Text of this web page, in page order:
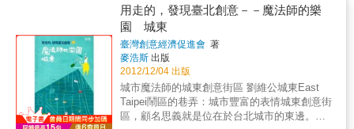
評。2010年11月，台灣進行五都選舉，將台北
縣於12月25日起改名為新北市，並與台北市、
台中市、台南市、高雄市並列院轄市。大台北
旅遊工具書立刻響應規畫，範圍從此包括最新
的台北市與新北市。而在大台北旅遊，最吸引
遊客的地方當然夜市、老街、古厝、購物區、
美食街，其次就是大台北周邊的風景區。所
以，為了分享對於大台北的認知，出境遊決定
大台北分成35個區逐一介紹。從這裡不但可以
用走的，發現臺北創意－－魔法師的樂
園 城東
臺灣創意經濟促進會 著
麥浩斯 出版
2012/12/04 出版
城市魔法師的城東創意街區 劉維公城東East
Taipei鬧區的巷弄：城市豐富的表情城東創意街
區，顧名思義就是位在於台北城市的東邊。它